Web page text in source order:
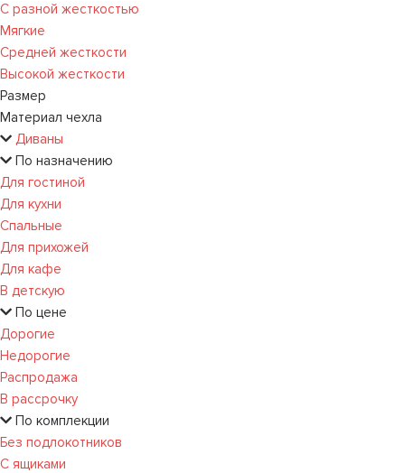
С разной жесткостью
Мягкие
Средней жесткости
Высокой жесткости
Размер
Материал чехла
Диваны
По назначению
Для гостиной
Для кухни
Спальные
Для прихожей
Для кафе
В детскую
По цене
Дорогие
Недорогие
Распродажа
В рассрочку
По комплекции
Без подлокотников
С ящиками